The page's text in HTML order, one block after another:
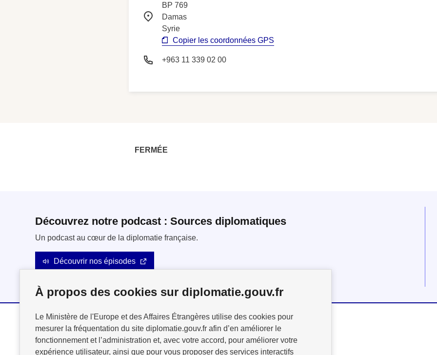
À propos des cookies sur diplomatie.gouv.fr
Le Ministère de l'Europe et des Affaires Étrangères utilise des cookies pour
mesurer la fréquentation du site diplomatie.gouv.fr afin d’en améliorer le
fonctionnement et l’administration et, avec votre accord, pour améliorer votre
expérience utilisateur, ainsi que pour vous proposer des services interactifs
BP 769
Damas
Syrie
Copier les coordonnées GPS
+963 11 339 02 00
FERMÉE
Découvrez notre podcast : Sources diplomatiques
Un podcast au cœur de la diplomatie française.
Découvrir nos épisodes
MINISTÈRE
DE L'EUROPE